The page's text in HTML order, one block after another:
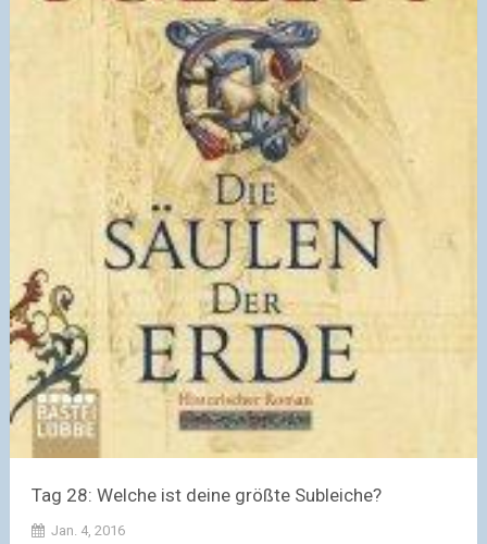
Tag 28: Welche ist deine größte Subleiche?
Jan. 4, 2016